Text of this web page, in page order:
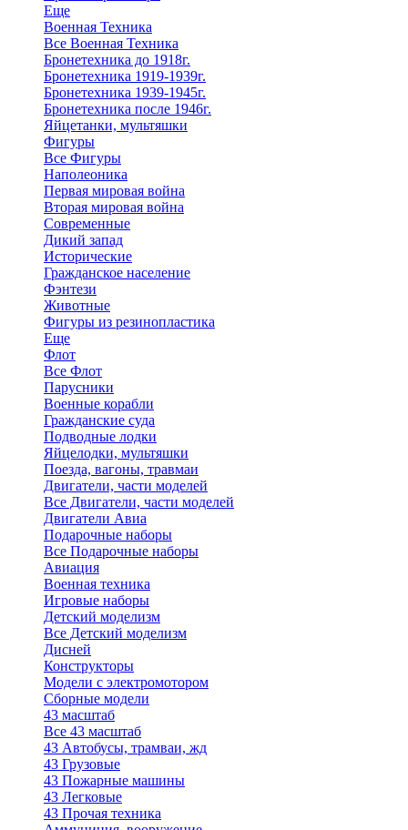
Еще
Военная Техника
Все Военная Техника
Бронетехника до 1918г.
Бронетехника 1919-1939г.
Бронетехника 1939-1945г.
Бронетехника после 1946г.
Яйцетанки, мультяшки
Фигуры
Все Фигуры
Наполеоника
Первая мировая война
Вторая мировая война
Современные
Дикий запад
Исторические
Гражданское население
Фэнтези
Животные
Фигуры из резинопластика
Еще
Флот
Все Флот
Парусники
Военные корабли
Гражданские суда
Подводные лодки
Яйцелодки, мультяшки
Поезда, вагоны, травмаи
Двигатели, части моделей
Все Двигатели, части моделей
Двигатели Авиа
Подарочные наборы
Все Подарочные наборы
Авиация
Военная техника
Игровые наборы
Детский моделизм
Все Детский моделизм
Дисней
Конструкторы
Модели с электромотором
Сборные модели
43 масштаб
Все 43 масштаб
43 Автобусы, трамваи, жд
43 Грузовые
43 Пожарные машины
43 Легковые
43 Прочая техника